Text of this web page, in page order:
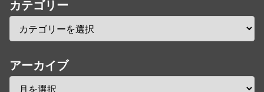
カテゴリー
アーカイブ